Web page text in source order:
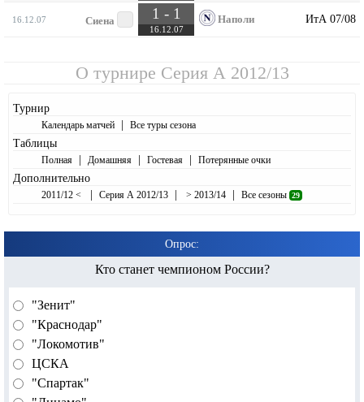
16.12.07 Сиена 1 - 1
16.12.07
Наполи ИтА 07/08
О турнире Серия А 2012/13
Турнир
Календарь матчей | Все туры сезона
Таблицы
Полная | Домашняя | Гостевая | Потерянные очки
Дополнительно
2011/12 < | Серия А 2012/13 | > 2013/14 | Все сезоны 29
Опрос:
Кто станет чемпионом России?
"Зенит"
"Краснодар"
"Локомотив"
ЦСКА
"Спартак"